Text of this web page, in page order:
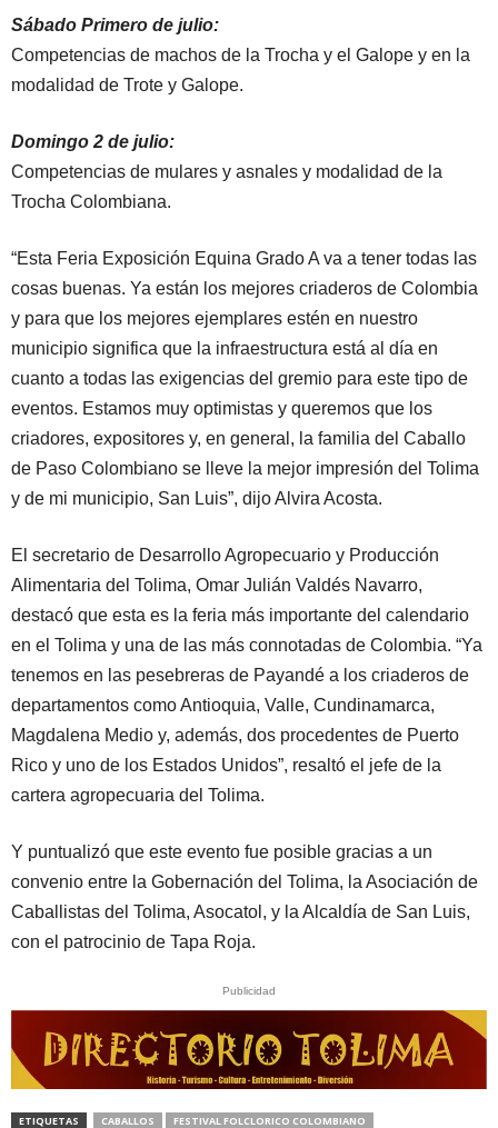
Sábado Primero de julio:
Competencias de machos de la Trocha y el Galope y en la
modalidad de Trote y Galope.
Domingo 2 de julio:
Competencias de mulares y asnales y modalidad de la
Trocha Colombiana.
“Esta Feria Exposición Equina Grado A va a tener todas las
cosas buenas. Ya están los mejores criaderos de Colombia
y para que los mejores ejemplares estén en nuestro
municipio significa que la infraestructura está al día en
cuanto a todas las exigencias del gremio para este tipo de
eventos. Estamos muy optimistas y queremos que los
criadores, expositores y, en general, la familia del Caballo
de Paso Colombiano se lleve la mejor impresión del Tolima
y de mi municipio, San Luis”, dijo Alvira Acosta.
El secretario de Desarrollo Agropecuario y Producción
Alimentaria del Tolima, Omar Julián Valdés Navarro,
destacó que esta es la feria más importante del calendario
en el Tolima y una de las más connotadas de Colombia. “Ya
tenemos en las pesebreras de Payandé a los criaderos de
departamentos como Antioquia, Valle, Cundinamarca,
Magdalena Medio y, además, dos procedentes de Puerto
Rico y uno de los Estados Unidos”, resaltó el jefe de la
cartera agropecuaria del Tolima.
Y puntualizó que este evento fue posible gracias a un
convenio entre la Gobernación del Tolima, la Asociación de
Caballistas del Tolima, Asocatol, y la Alcaldía de San Luis,
con el patrocinio de Tapa Roja.
Publicidad
ETIQUETAS CABALLOS FESTIVAL FOLCLORICO COLOMBIANO